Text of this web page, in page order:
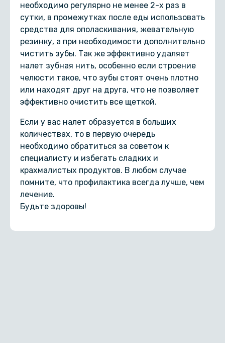
необходимо регулярно не менее 2-х раз в
сутки, в промежутках после еды использовать
средства для ополаскивания, жевательную
резинку, а при необходимости дополнительно
чистить зубы. Так же эффективно удаляет
налет зубная нить, особенно если строение
челюсти такое, что зубы стоят очень плотно
или находят друг на друга, что не позволяет
эффективно очистить все щеткой.
Если у вас налет образуется в больших
количествах, то в первую очередь
необходимо обратиться за советом к
специалисту и избегать сладких и
крахмалистых продуктов. В любом случае
помните, что профилактика всегда лучше, чем
лечение.
Будьте здоровы!